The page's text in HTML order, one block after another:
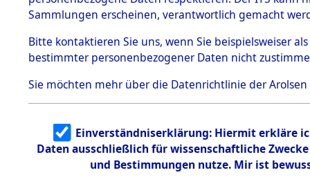
5.3
Todesmärsche
5.3.1 Alliierte
Erhebungen
zu
Todesmärsch
en
5.3.2
Identifizierun
g
5.3.3
Todesmärsch
Branch -
0079
Sammlungen erscheinen, verantwortlich gemacht
Bitte kontaktieren Sie uns, wenn Sie beispielsweiser
bestimmter personenbezogener Daten nicht
Sie möchten mehr über die Datenrichtlinie der Arolsen
Einverständniserklärung: Hiermit erkläre
Daten ausschließlich für wissenschaftliche
und Bestimmungen nutze. Mir ist